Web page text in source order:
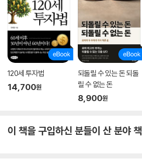
120세 투자법
14,700원
되돌릴 수 있는 돈 되돌
릴 수 없는 돈
8,900원
이 책을 구입하신 분들이 산 분야 책